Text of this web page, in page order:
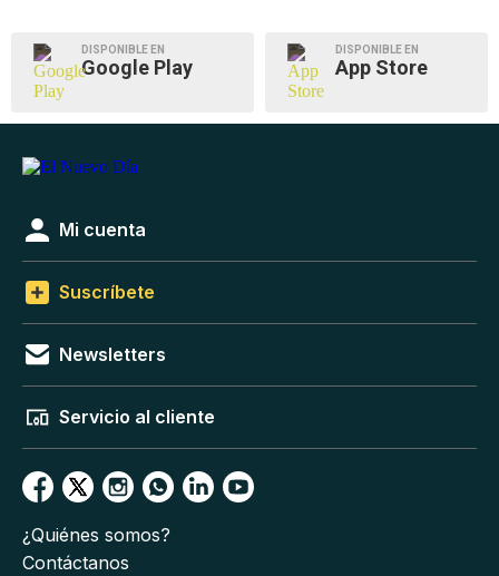
DISPONIBLE EN
Google Play
DISPONIBLE EN
App Store
Mi cuenta
Suscríbete
Newsletters
Servicio al cliente
¿Quiénes somos?
Contáctanos